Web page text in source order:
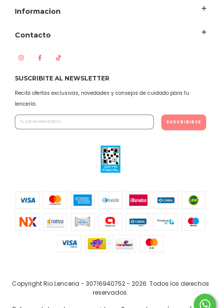
Informacion
Contacto
SUSCRIBITE AL NEWSLETTER
Recibí ofertas exclusivas, novedades y consejos de cuidado para tu
lencería.
Copyright Rio Lenceria - 30716940752 - 2026. Todos los derechos
reservados.